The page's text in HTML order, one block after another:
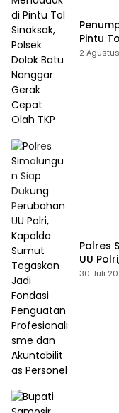
Pintu
2
Polres
UU
30 Juli